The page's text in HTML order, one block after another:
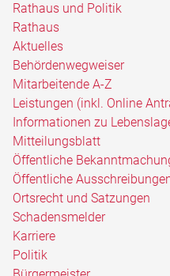
Rathaus und Politik
Rathaus
Aktuelles
Behördenwegweiser
Mitarbeitende A-Z
Leistungen (inkl. Online
Informationen zu
Mitteilungsblatt
Öffentliche
Öffentliche
Ortsrecht und Satzungen
Schadensmelder
Karriere
Politik